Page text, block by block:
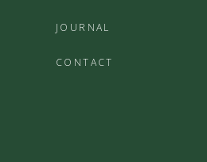
JOURNAL
CONTACT